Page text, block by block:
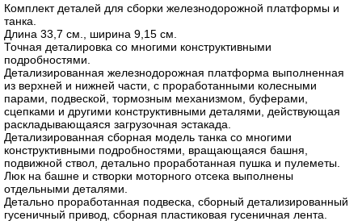
Комплект деталей для сборки железнодорожной платформы и
танка.
Длина 33,7 см., ширина 9,15 см.
Точная деталировка со многими конструктивными
подробностями.
Детализированная железнодорожная платформа выполненная
из верхней и нижней части, с проработанными колесными
парами, подвеской, тормозным механизмом, буферами,
сцепками и другими конструктивными деталями, действующая
раскладывающаяся загрузочная эстакада.
Детализированная сборная модель танка со многими
конструктивными подробностями, вращающаяся башня,
подвижной ствол, детально проработанная пушка и пулеметы.
Люк на башне и створки моторного отсека выполнены
отдельными деталями.
Детально проработанная подвеска, сборный детализированный
гусеничный привод, сборная пластиковая гусеничная лента.